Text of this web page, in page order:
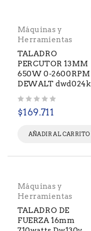
Máquinas y
Herramientas
TALADRO
PERCUTOR 13MM
650W 0-2600RPM
DEWALT dwd024k
$169.711
AÑADIR AL CARRITO
Máquinas y
Herramientas
TALADRO DE
FUERZA 16mm